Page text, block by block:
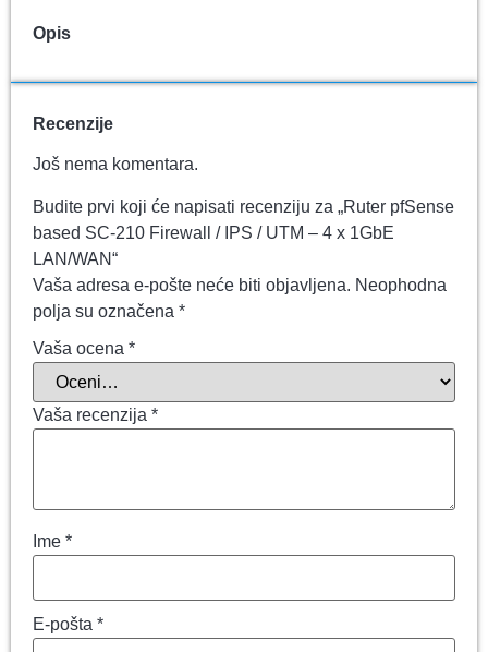
Opis
Recenzije
Još nema komentara.
Budite prvi koji će napisati recenziju za „Ruter pfSense
based SC-210 Firewall / IPS / UTM – 4 x 1GbE
LAN/WAN“
Vaša adresa e-pošte neće biti objavljena. Neophodna
polja su označena *
Vaša ocena *
Vaša recenzija *
Ime *
E-pošta *